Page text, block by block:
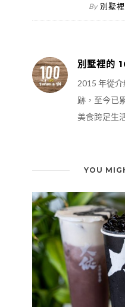
By 別墅
別墅裡的
2015 年從
跡，至今已
美食跨足生
YOU